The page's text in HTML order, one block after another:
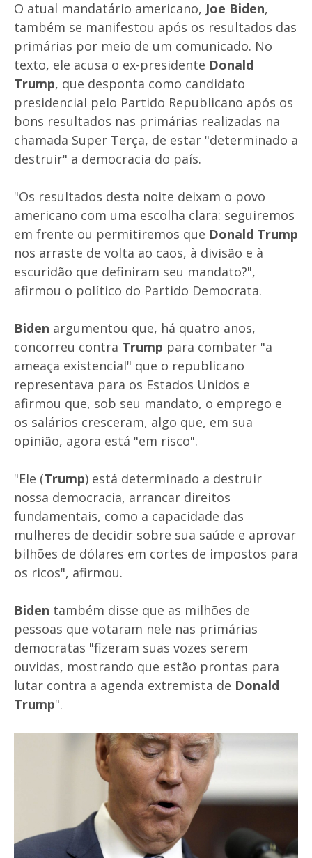
O atual mandatário americano, Joe Biden,
também se manifestou após os resultados das
primárias por meio de um comunicado. No
texto, ele acusa o ex-presidente Donald
Trump, que desponta como candidato
presidencial pelo Partido Republicano após os
bons resultados nas primárias realizadas na
chamada Super Terça, de estar "determinado a
destruir" a democracia do país.
"Os resultados desta noite deixam o povo
americano com uma escolha clara: seguiremos
em frente ou permitiremos que Donald Trump
nos arraste de volta ao caos, à divisão e à
escuridão que definiram seu mandato?",
afirmou o político do Partido Democrata.
Biden argumentou que, há quatro anos,
concorreu contra Trump para combater "a
ameaça existencial" que o republicano
representava para os Estados Unidos e
afirmou que, sob seu mandato, o emprego e
os salários cresceram, algo que, em sua
opinião, agora está "em risco".
"Ele (Trump) está determinado a destruir
nossa democracia, arrancar direitos
fundamentais, como a capacidade das
mulheres de decidir sobre sua saúde e aprovar
bilhões de dólares em cortes de impostos para
os ricos", afirmou.
Biden também disse que as milhões de
pessoas que votaram nele nas primárias
democratas "fizeram suas vozes serem
ouvidas, mostrando que estão prontas para
lutar contra a agenda extremista de Donald
Trump".